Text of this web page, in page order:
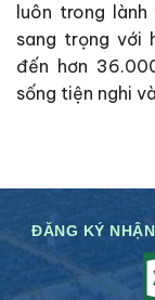
luôn trong
sang trọng với
đến hơn
sống tiện nghi
ĐĂNG KÝ